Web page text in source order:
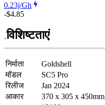
0.23j/Gh
-$4.85
विशिष्टताएं
निर्माता
Goldshell
मॉडल
SC5 Pro
रिलीज
Jan 2024
आकार
370 x 305 x 450mm